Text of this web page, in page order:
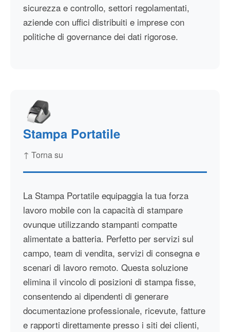
sicurezza e controllo, settori regolamentati,
aziende con uffici distribuiti e imprese con
politiche di governance dei dati rigorose.
Stampa Portatile
↑ Torna su
La Stampa Portatile equipaggia la tua forza
lavoro mobile con la capacità di stampare
ovunque utilizzando stampanti compatte
alimentate a batteria. Perfetto per servizi sul
campo, team di vendita, servizi di consegna e
scenari di lavoro remoto. Questa soluzione
elimina il vincolo di posizioni di stampa fisse,
consentendo ai dipendenti di generare
documentazione professionale, ricevute, fatture
e rapporti direttamente presso i siti dei clienti,